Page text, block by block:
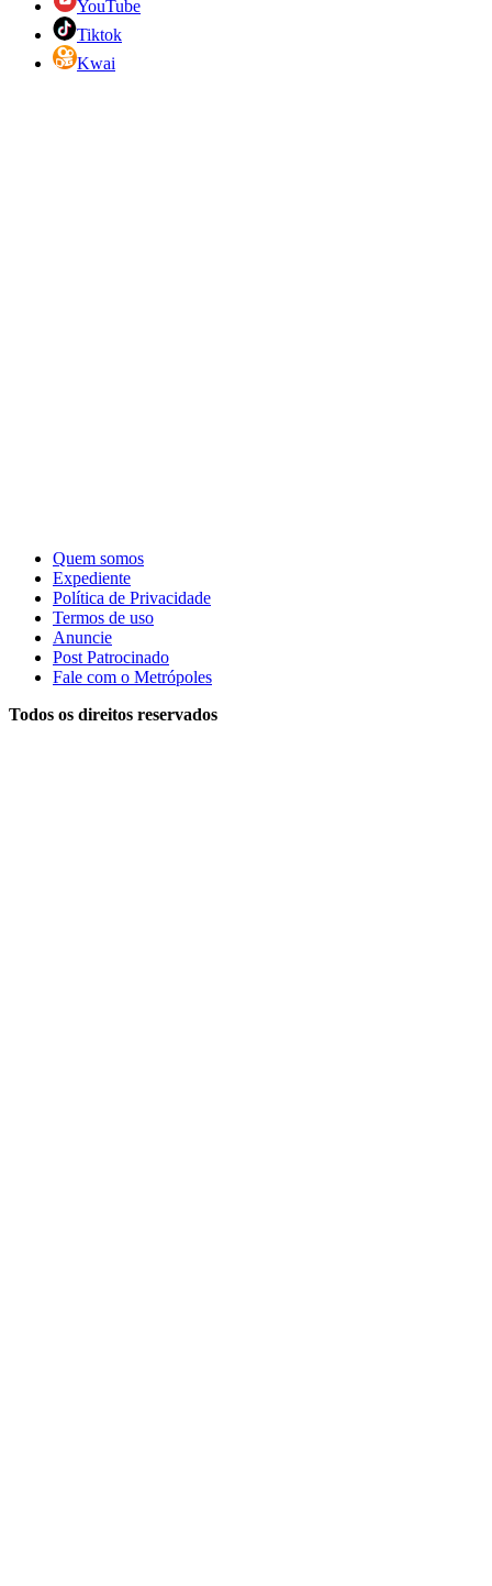
YouTube
Tiktok
Kwai
Quem somos
Expediente
Política de Privacidade
Termos de uso
Anuncie
Post Patrocinado
Fale com o Metrópoles
Todos os direitos reservados